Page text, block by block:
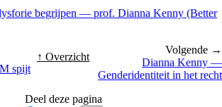
begrijpen — prof. Dianna Kenny (Better
spijt
↑ Overzicht
Volgende →
Dianna Kenny —
Genderidentiteit in het recht
Deel deze pagina